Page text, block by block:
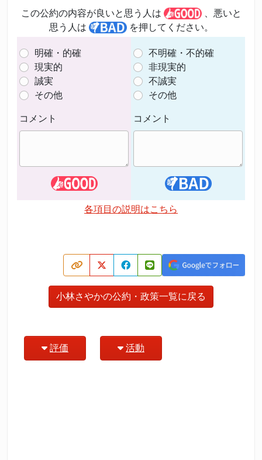
この公約の内容が良いと思う人は
、悪いと
思う人は
を押してください。
明確・的確
現実的
誠実
その他
コメント
不明確・不的確
非現実的
不誠実
その他
コメント
各項目の説明はこちら
小林さやかの公約・政策一覧に戻る
評価 活動